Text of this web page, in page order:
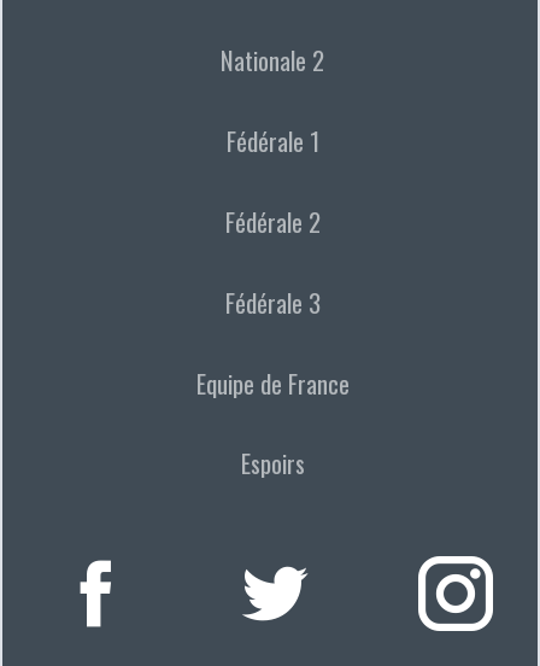
Nationale 2
Fédérale 1
Fédérale 2
Fédérale 3
Equipe de France
Espoirs